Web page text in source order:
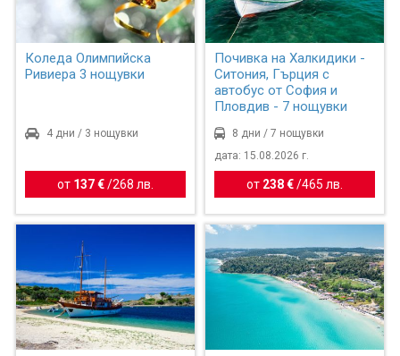
Коледа Олимпийска
Ривиера 3 нощувки
4 дни / 3 нощувки
от 137 € /268 лв.
Почивка на Халкидики -
Ситония, Гърция с
автобус от София и
Пловдив - 7 нощувки
8 дни / 7 нощувки
дата: 15.08.2026 г.
от 238 €/465 лв.